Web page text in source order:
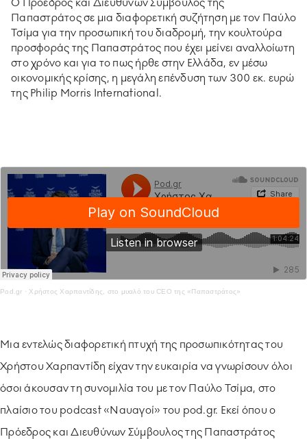
ΥΠΟΔΕΙΓΜΑΤΙΚΗ ΛΕΙΤΟΥΡΓΙΑ
ΕΡΓΑZOMΕΝΟΙ & ΣΥΝΕΡΓΑΤΕΣ
ΠΕΡΙΒΑΛΛΟΝ
Παπαστράτος σε μια διαφορετική συζήτηση με τον Παύλο
Τσίμα για την προσωπική του διαδρομή, την κουλτούρα
προσφοράς της Παπαστράτος που έχει μείνει αναλλοίωτη
στο χρόνο και για το πως ήρθε στην Ελλάδα, εν μέσω
οικονομικής κρίσης, η μεγάλη επένδυση των 300 εκ. ευρώ
της Philip Morris International.
Pod.gr · Χρήστος Χαρπαντίδης, στο μυαλό του CEO της «Παπαστράτος»
Μια εντελώς διαφορετική πτυχή της προσωπικότητας του
Χρήστου Χαρπαντίδη είχαν την ευκαιρία να γνωρίσουν όλοι
όσοι άκουσαν τη συνομιλία του με τον Παύλο Τσίμα, στο
πλαίσιο του podcast «Ναυαγοί» του pod.gr. Εκεί όπου ο
Πρόεδρος και Διευθύνων Σύμβουλος της Παπαστράτος